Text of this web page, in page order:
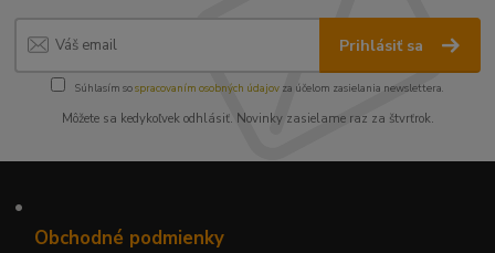
Prihlásiť sa
Súhlasím sospracovaním osobných údajov za účelom zasielania newslettera.
Môžete sa kedykoľvek odhlásiť. Novinky zasielame raz za štvrťrok.
•
Obchodné podmienky